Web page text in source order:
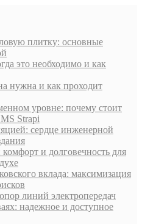
плитку: основные
это необходимо и как
нужна и как проходит
уровне: почему стоит
Strapi
сердце инженерной
и долговечность для
вклада: максимизация
линий электропередач
надежное и доступное